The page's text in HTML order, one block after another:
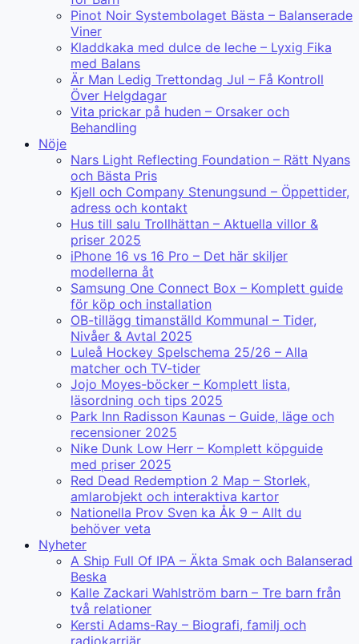
Pinot Noir Systembolaget Bästa – Balanserade
Viner
Kladdkaka med dulce de leche – Lyxig Fika
med Balans
Är Man Ledig Trettondag Jul – Få Kontroll
Över Helgdagar
Vita prickar på huden – Orsaker och
Behandling
Nöje
Nars Light Reflecting Foundation – Rätt Nyans
och Bästa Pris
Kjell och Company Stenungsund – Öppettider,
adress och kontakt
Hus till salu Trollhättan – Aktuella villor &
priser 2025
iPhone 16 vs 16 Pro – Det här skiljer
modellerna åt
Samsung One Connect Box – Komplett guide
för köp och installation
OB-tillägg timanställd Kommunal – Tider,
Nivåer & Avtal 2025
Luleå Hockey Spelschema 25/26 – Alla
matcher och TV-tider
Jojo Moyes-böcker – Komplett lista,
läsordning och tips 2025
Park Inn Radisson Kaunas – Guide, läge och
recensioner 2025
Nike Dunk Low Herr – Komplett köpguide
med priser 2025
Red Dead Redemption 2 Map – Storlek,
amlarobjekt och interaktiva kartor
Nationella Prov Sven ka Åk 9 – Allt du
behöver veta
Nyheter
A Ship Full Of IPA – Äkta Smak och Balanserad
Beska
Kalle Zackari Wahlström barn – Tre barn från
två relationer
Kersti Adams-Ray – Biografi, familj och
radiokarriär